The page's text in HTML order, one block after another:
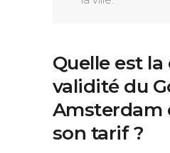
Quelle est
validité du
Amsterdam
son tarif ?